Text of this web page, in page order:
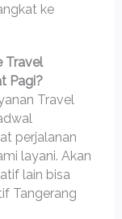
ke
Travel
Pagi?
Travel
perjalanan
layani. Akan
lain bisa
Tangerang